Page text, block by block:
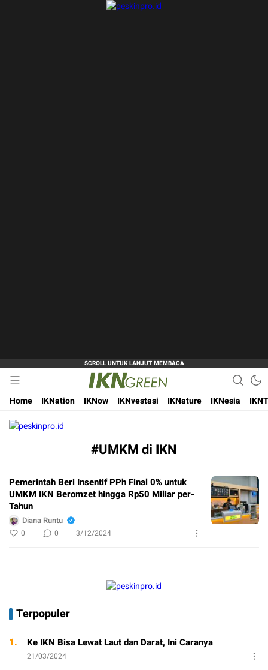
IKN Green
Hijaukan Nusantara Bangun Ibu Kota
Home
IKNation IKNow IKNvestasi IKNature IKNesia
#UMKM di IKN
Pemerintah Beri Insentif PPh Final 0% untuk
UMKM IKN Beromzet hingga Rp50 Miliar per-
Tahun
Diana Runtu
0 0 3/12/2024
Terpopuler
1. Ke IKN Bisa Lewat Laut dan Darat, Ini Caranya
21/03/2024